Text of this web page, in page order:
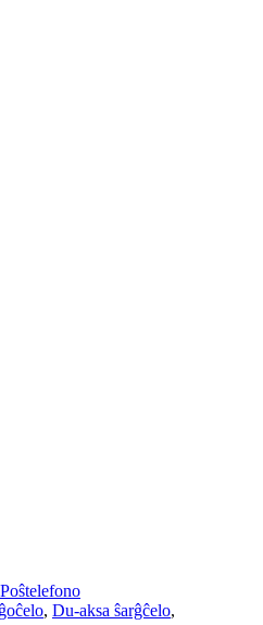
, Du-aksa ŝarĝĉelo,